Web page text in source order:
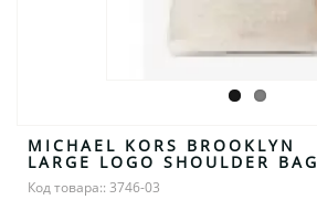
MICHAEL KORS BROOKLYN
LARGE LOGO SHOULDER BAG
Код товара:: 3746-03